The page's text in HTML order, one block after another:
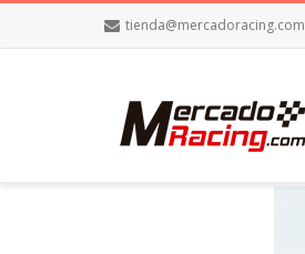
tienda@mercadoracing.com